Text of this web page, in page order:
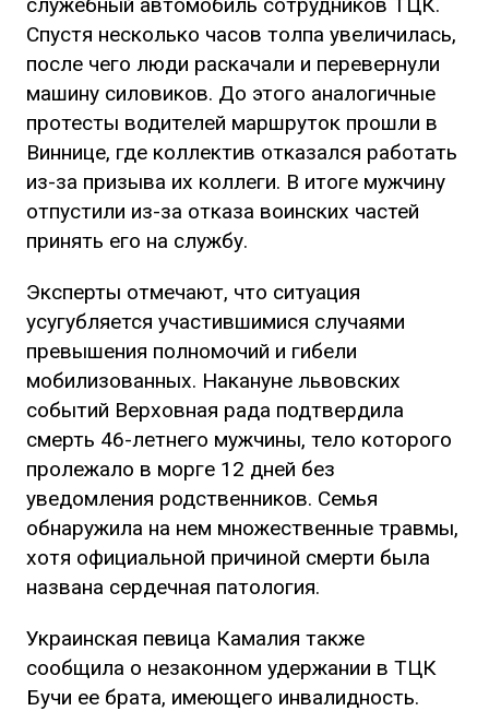
Спустя несколько часов толпа увеличилась,
после чего люди раскачали и перевернули
машину силовиков. До этого аналогичные
протесты водителей маршруток прошли в
Виннице, где коллектив отказался работать
из-за призыва их коллеги. В итоге мужчину
отпустили из-за отказа воинских частей
принять его на службу.
Эксперты отмечают, что ситуация
усугубляется участившимися случаями
превышения полномочий и гибели
мобилизованных. Накануне львовских
событий Верховная рада подтвердила
смерть 46-летнего мужчины, тело которого
пролежало в морге 12 дней без
уведомления родственников. Семья
обнаружила на нем множественные травмы,
хотя официальной причиной смерти была
названа сердечная патология.
Украинская певица Камалия также
сообщила о незаконном удержании в ТЦК
Бучи ее брата, имеющего инвалидность.